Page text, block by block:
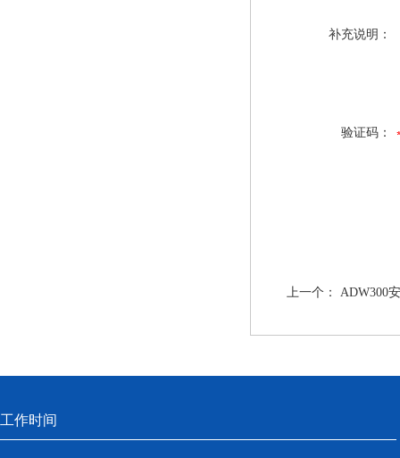
补充说明：
验证码：
上一个： ADW300
工作时间